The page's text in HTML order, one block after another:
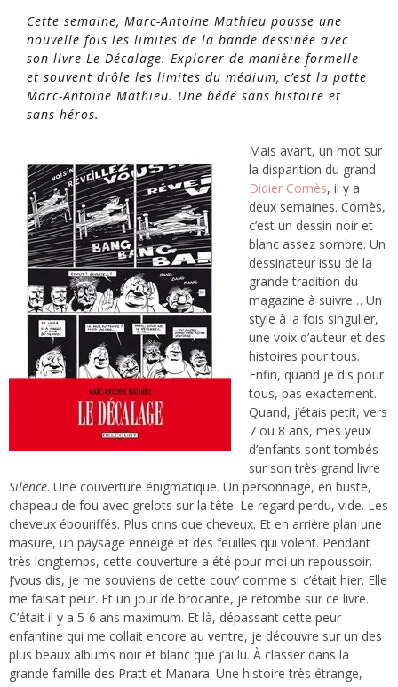
Cette semaine, Marc-Antoine Mathieu pousse une
nouvelle fois les limites de la bande dessinée avec
son livre Le Décalage. Explorer de manière formelle
et souvent drôle les limites du médium, c’est la patte
Marc-Antoine Mathieu. Une bédé sans histoire et
sans héros.
Mais avant, un mot sur
la disparition du grand
Didier Comès, il y a
deux semaines. Comès,
c’est un dessin noir et
blanc assez sombre. Un
dessinateur issu de la
grande tradition du
magazine à suivre… Un
style à la fois singulier,
une voix d’auteur et des
histoires pour tous.
Enfin, quand je dis pour
tous, pas exactement.
Quand, j’étais petit, vers
7 ou 8 ans, mes yeux
d’enfants sont tombés
sur son très grand livre
Silence. Une couverture énigmatique. Un personnage, en buste,
chapeau de fou avec grelots sur la tête. Le regard perdu, vide. Les
cheveux ébouriffés. Plus crins que cheveux. Et en arrière plan une
masure, un paysage enneigé et des feuilles qui volent. Pendant
très longtemps, cette couverture a été pour moi un repoussoir.
J’vous dis, je me souviens de cette couv’ comme si c’était hier. Elle
me faisait peur. Et un jour de brocante, je retombe sur ce livre.
C’était il y a 5-6 ans maximum. Et là, dépassant cette peur
enfantine qui me collait encore au ventre, je découvre sur un des
plus beaux albums noir et blanc que j’ai lu. À classer dans la
grande famille des Pratt et Manara. Une histoire très étrange,